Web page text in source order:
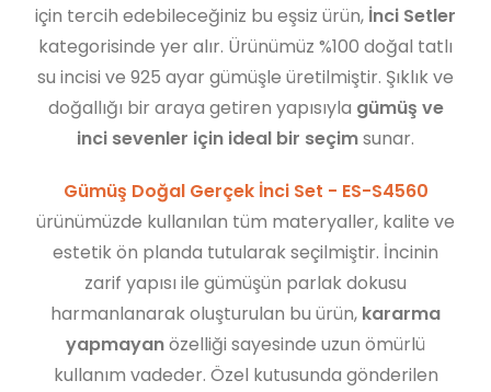
için tercih edebileceğiniz bu eşsiz ürün, İnci Setler
kategorisinde yer alır. Ürünümüz %100 doğal tatlı
su incisi ve 925 ayar gümüşle üretilmiştir. Şıklık ve
doğallığı bir araya getiren yapısıyla gümüş ve
inci sevenler için ideal bir seçimsunar.
Gümüş Doğal Gerçek İnci Set - ES-S4560
ürünümüzde kullanılan tüm materyaller, kalite ve
estetik ön planda tutularak seçilmiştir. İncinin
zarif yapısı ile gümüşün parlak dokusu
harmanlanarak oluşturulan bu ürün, kararma
yapmayanözelliği sayesinde uzun ömürlü
kullanım vadeder. Özel kutusunda gönderilen